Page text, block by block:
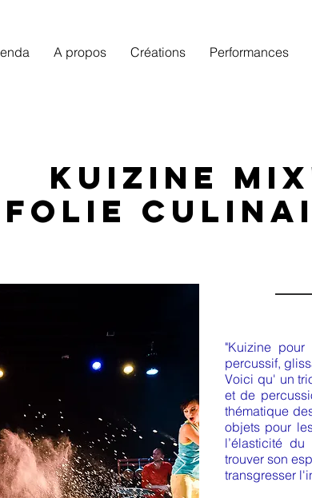
A propos Créations Performances
kuizine
création
KUIZINE
folie
"Kuizine
percussif,
Voici qu' un
et de
thématique
objets pour
l’élasticité
trouver son
transgresser